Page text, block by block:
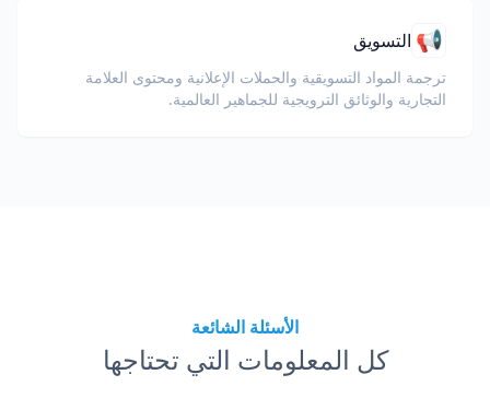
📢 التسويق
ترجمة المواد التسويقية والحملات الإعلانية ومحتوى العلامة
التجارية والوثائق الترويجية للجماهير العالمية.
الأسئلة الشائعة
كل المعلومات التي تحتاجها